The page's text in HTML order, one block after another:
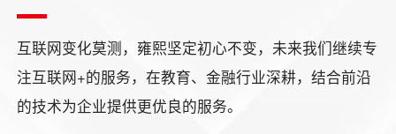
互联网变化莫测，雍熙坚定初心不变，未来我们继续专
注互联网+的服务，在教育、金融行业深耕，结合前沿
的技术为企业提供更优良的服务。